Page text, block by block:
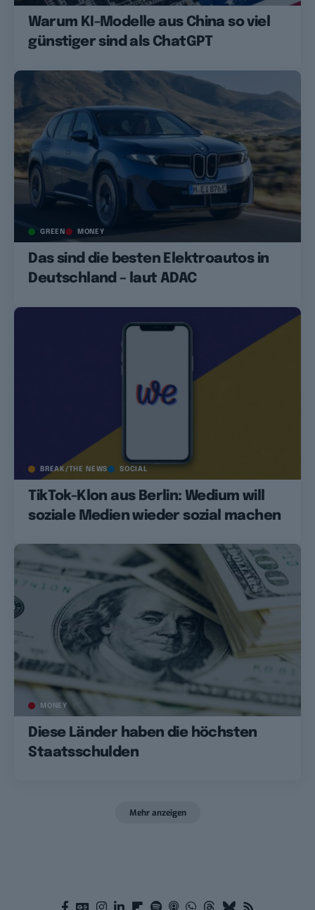
Warum KI-Modelle aus China so viel
günstiger sind als ChatGPT
GREEN MONEY
Das sind die besten Elektroautos in
Deutschland – laut ADAC
BREAK/THE NEWS SOCIAL
TikTok-Klon aus Berlin: Wedium will
soziale Medien wieder sozial machen
MONEY
Diese Länder haben die höchsten
Staatsschulden
Mehr anzeigen